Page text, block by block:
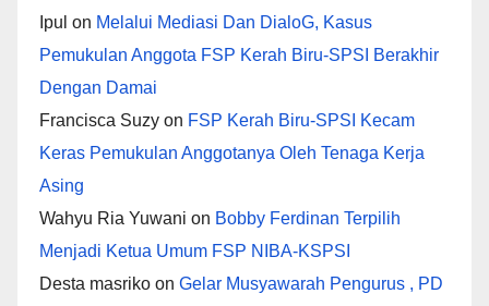
Ipul on Melalui Mediasi Dan DialoG, Kasus
Pemukulan Anggota FSP Kerah Biru-SPSI Berakhir
Dengan Damai
Francisca Suzy on FSP Kerah Biru-SPSI Kecam
Keras Pemukulan Anggotanya Oleh Tenaga Kerja
Asing
Wahyu Ria Yuwani on Bobby Ferdinan Terpilih
Menjadi Ketua Umum FSP NIBA-KSPSI
Desta masriko on Gelar Musyawarah Pengurus , PD